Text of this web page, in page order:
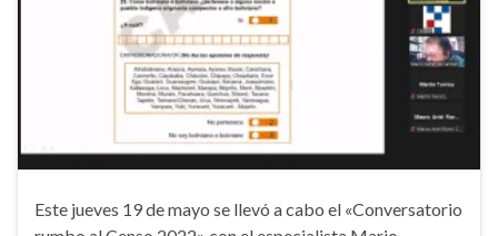
Este jueves 19 de mayo se llevó a cabo el «Conversatorio